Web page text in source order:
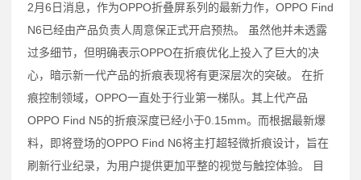
2月6日消息，作为OPPO折叠屏系列的最新力作，OPPO Find
N6已经由产品负责人周意保正式开启预热。 虽然他并未透露
过多细节，但明确表示OPPO在折痕优化上投入了巨大的决
心，暗示新一代产品的折痕表现将有更深层次的突破。 在折
痕控制领域，OPPO一直处于行业第一梯队。其上代产品
OPPO Find N5的折痕深度已经小于0.15mm。而根据最新爆
料，即将登场的OPPO Find N6将主打超轻微折痕设计，旨在
刷新行业纪录，为用户提供更加平整的视觉与触控体验。 目